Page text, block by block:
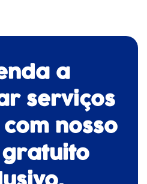
a
serviços
nosso